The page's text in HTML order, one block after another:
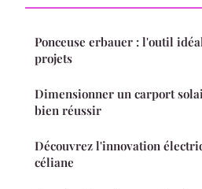
Ponceuse erbauer : l'outil
projets
Dimensionner un carport
bien réussir
Découvrez l'innovation
céliane